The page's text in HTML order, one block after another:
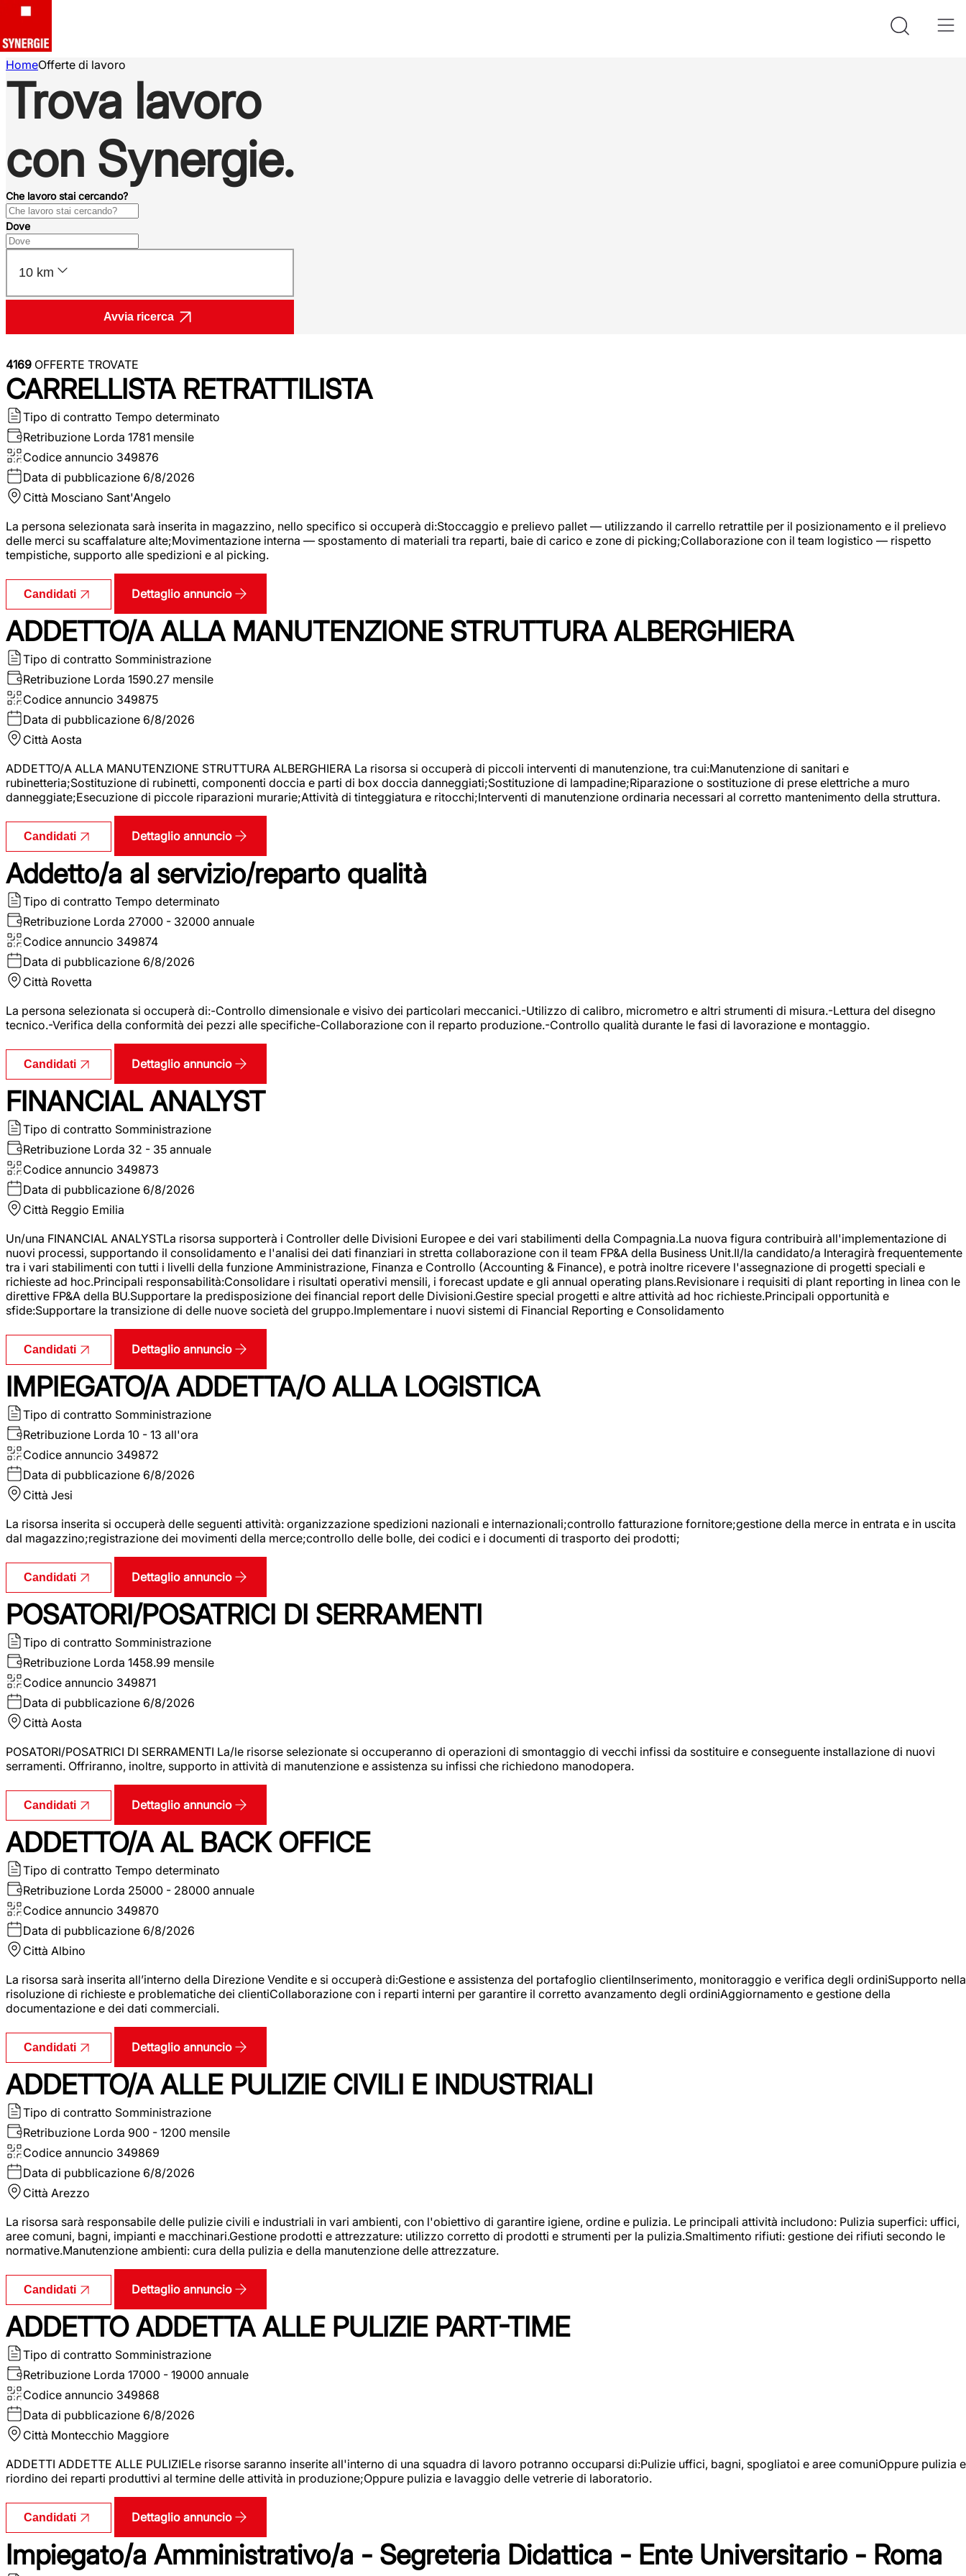
HomeOfferte di lavoro
Trova lavoro
con Synergie.
Che lavoro stai cercando?
Dove
10 km
Avvia ricerca
4169 OFFERTE TROVATE
CARRELLISTA RETRATTILISTA
Tipo di contratto Tempo determinato
Retribuzione Lorda 1781 mensile
Codice annuncio 349876
Data di pubblicazione 6/8/2026
Città Mosciano Sant'Angelo
La persona selezionata sarà inserita in magazzino, nello specifico si occuperà di:Stoccaggio e prelievo pallet — utilizzando il carrello retrattile per il posizionamento e il prelievo
delle merci su scaffalature alte;Movimentazione interna — spostamento di materiali tra reparti, baie di carico e zone di picking;Collaborazione con il team logistico — rispetto
tempistiche, supporto alle spedizioni e al picking.
Candidati Dettaglio annuncio
ADDETTO/A ALLA MANUTENZIONE STRUTTURA ALBERGHIERA
Tipo di contratto Somministrazione
Retribuzione Lorda 1590.27 mensile
Codice annuncio 349875
Data di pubblicazione 6/8/2026
Città Aosta
ADDETTO/A ALLA MANUTENZIONE STRUTTURA ALBERGHIERA La risorsa si occuperà di piccoli interventi di manutenzione, tra cui:Manutenzione di sanitari e
rubinetteria;Sostituzione di rubinetti, componenti doccia e parti di box doccia danneggiati;Sostituzione di lampadine;Riparazione o sostituzione di prese elettriche a muro
danneggiate;Esecuzione di piccole riparazioni murarie;Attività di tinteggiatura e ritocchi;Interventi di manutenzione ordinaria necessari al corretto mantenimento della struttura.
Candidati Dettaglio annuncio
Addetto/a al servizio/reparto qualità
Tipo di contratto Tempo determinato
Retribuzione Lorda 27000 - 32000 annuale
Codice annuncio 349874
Data di pubblicazione 6/8/2026
Città Rovetta
La persona selezionata si occuperà di:-Controllo dimensionale e visivo dei particolari meccanici.-Utilizzo di calibro, micrometro e altri strumenti di misura.-Lettura del disegno
tecnico.-Verifica della conformità dei pezzi alle specifiche-Collaborazione con il reparto produzione.-Controllo qualità durante le fasi di lavorazione e montaggio.
Candidati Dettaglio annuncio
FINANCIAL ANALYST
Tipo di contratto Somministrazione
Retribuzione Lorda 32 - 35 annuale
Codice annuncio 349873
Data di pubblicazione 6/8/2026
Città Reggio Emilia
Un/una FINANCIAL ANALYSTLa risorsa supporterà i Controller delle Divisioni Europee e dei vari stabilimenti della Compagnia.La nuova figura contribuirà all'implementazione di
nuovi processi, supportando il consolidamento e l'analisi dei dati finanziari in stretta collaborazione con il team FP&A della Business Unit.Il/la candidato/a Interagirà frequentemente
tra i vari stabilimenti con tutti i livelli della funzione Amministrazione, Finanza e Controllo (Accounting & Finance), e potrà inoltre ricevere l'assegnazione di progetti speciali e
richieste ad hoc.Principali responsabilità:Consolidare i risultati operativi mensili, i forecast update e gli annual operating plans.Revisionare i requisiti di plant reporting in linea con le
direttive FP&A della BU.Supportare la predisposizione dei financial report delle Divisioni.Gestire special progetti e altre attività ad hoc richieste.Principali opportunità e
sfide:Supportare la transizione di delle nuove società del gruppo.Implementare i nuovi sistemi di Financial Reporting e Consolidamento
Candidati Dettaglio annuncio
IMPIEGATO/A ADDETTA/O ALLA LOGISTICA
Tipo di contratto Somministrazione
Retribuzione Lorda 10 - 13 all'ora
Codice annuncio 349872
Data di pubblicazione 6/8/2026
Città Jesi
La risorsa inserita si occuperà delle seguenti attività: organizzazione spedizioni nazionali e internazionali;controllo fatturazione fornitore;gestione della merce in entrata e in uscita
dal magazzino;registrazione dei movimenti della merce;controllo delle bolle, dei codici e i documenti di trasporto dei prodotti;
Candidati Dettaglio annuncio
POSATORI/POSATRICI DI SERRAMENTI
Tipo di contratto Somministrazione
Retribuzione Lorda 1458.99 mensile
Codice annuncio 349871
Data di pubblicazione 6/8/2026
Città Aosta
POSATORI/POSATRICI DI SERRAMENTI La/le risorse selezionate si occuperanno di operazioni di smontaggio di vecchi infissi da sostituire e conseguente installazione di nuovi
serramenti. Offriranno, inoltre, supporto in attività di manutenzione e assistenza su infissi che richiedono manodopera.
Candidati Dettaglio annuncio
ADDETTO/A AL BACK OFFICE
Tipo di contratto Tempo determinato
Retribuzione Lorda 25000 - 28000 annuale
Codice annuncio 349870
Data di pubblicazione 6/8/2026
Città Albino
La risorsa sarà inserita all’interno della Direzione Vendite e si occuperà di:Gestione e assistenza del portafoglio clientiInserimento, monitoraggio e verifica degli ordiniSupporto nella
risoluzione di richieste e problematiche dei clientiCollaborazione con i reparti interni per garantire il corretto avanzamento degli ordiniAggiornamento e gestione della
documentazione e dei dati commerciali.
Candidati Dettaglio annuncio
ADDETTO/A ALLE PULIZIE CIVILI E INDUSTRIALI
Tipo di contratto Somministrazione
Retribuzione Lorda 900 - 1200 mensile
Codice annuncio 349869
Data di pubblicazione 6/8/2026
Città Arezzo
La risorsa sarà responsabile delle pulizie civili e industriali in vari ambienti, con l'obiettivo di garantire igiene, ordine e pulizia. Le principali attività includono: Pulizia superfici: uffici,
aree comuni, bagni, impianti e macchinari.Gestione prodotti e attrezzature: utilizzo corretto di prodotti e strumenti per la pulizia.Smaltimento rifiuti: gestione dei rifiuti secondo le
normative.Manutenzione ambienti: cura della pulizia e della manutenzione delle attrezzature.
Candidati Dettaglio annuncio
ADDETTO ADDETTA ALLE PULIZIE PART-TIME
Tipo di contratto Somministrazione
Retribuzione Lorda 17000 - 19000 annuale
Codice annuncio 349868
Data di pubblicazione 6/8/2026
Città Montecchio Maggiore
ADDETTI ADDETTE ALLE PULIZIELe risorse saranno inserite all'interno di una squadra di lavoro potranno occuparsi di:Pulizie uffici, bagni, spogliatoi e aree comuniOppure pulizia e
riordino dei reparti produttivi al termine delle attività in produzione;Oppure pulizia e lavaggio delle vetrerie di laboratorio.
Candidati Dettaglio annuncio
Impiegato/a Amministrativo/a - Segreteria Didattica - Ente Universitario - Roma